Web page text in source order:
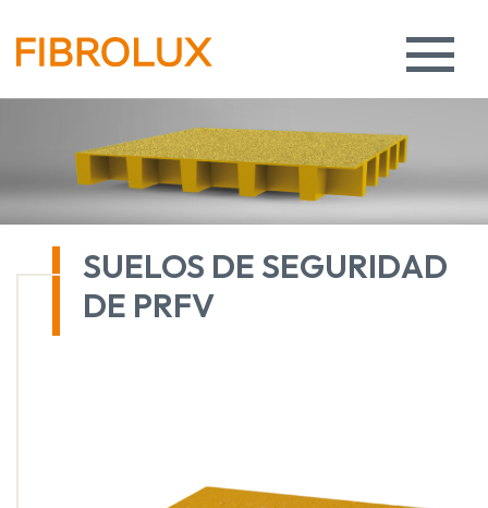
SUELOS DE SEGURIDAD
DE PRFV